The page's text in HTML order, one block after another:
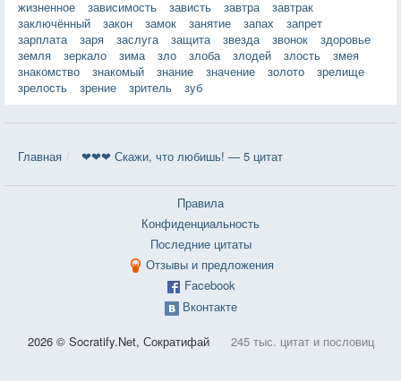
жизненное
зависимость зависть завтра
завтрак
заключённый
закон замок занятие запах
запрет
зарплата
заря заслуга защита звезда звонок
здоровье
земля
зеркало зима зло злоба злодей злость
змея
знакомство
знакомый знание значение золото
зрелище
зрелость
зрение зритель зуб
Главная ❤❤❤ Скажи, что любишь! — 5 цитат
Правила
Конфиденциальность
Последние цитаты
Отзывы и предложения
Facebook
Вконтакте
2026 © Socratify.Net, Сократифай 245 тыс. цитат и пословиц